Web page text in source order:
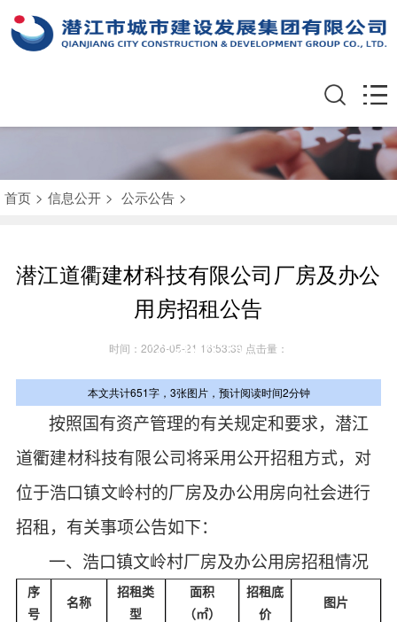
公示公告
首页 > 信息公开 > 公示公告 >
潜江道衢建材科技有限公司厂房及办公
用房招租公告
时间：2026-05-21 16:53:39 点击量：
本文共计651字，3张图片，预计阅读时间2分钟
按照国有资产管理的有关规定和要求， 潜江
道衢建材科技有限公司将采用公开招租方式， 对
位于浩口镇文岭村的厂房及办公用房向社会进行
招租 ， 有关事项公告如下：
一、浩口镇文岭村厂房及办公用房招租情况
序
号
名称
招租类
型
面积
（㎡）
招租底
价
图片